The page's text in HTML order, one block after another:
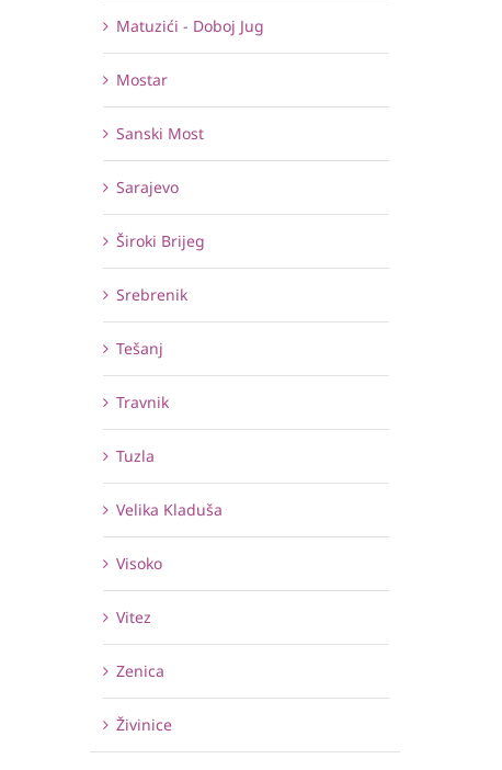
Matuzići - Doboj Jug
Mostar
Sanski Most
Sarajevo
Široki Brijeg
Srebrenik
Tešanj
Travnik
Tuzla
Velika Kladuša
Visoko
Vitez
Zenica
Živinice